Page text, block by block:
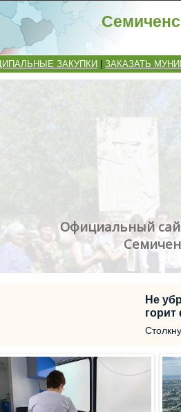
ЗАКУПКИ |ЗАКАЗАТЬ
Официальный
Не